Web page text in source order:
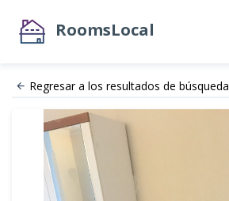
RoomsLocal
Regresar a los resultados de búsqueda